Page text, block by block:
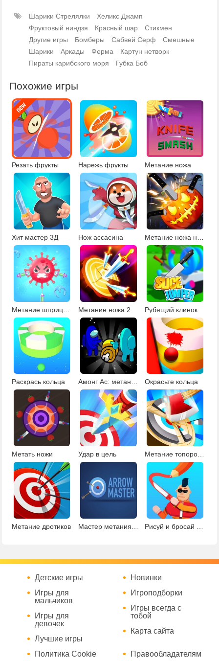
Шарики Стрелялки
Хеликс Джамп
Фруктовый ниндзя
Красный шар
Стикмен
Другие игры
Бомберы Сабвей Серф
Смешные
Шарики
Аркады Ферма
Картун нетворк
Пираты карибского моря
Губка Боб
Похожие игры
Резать фрукты Нарежь фрукты Метание ножа
Хит мастер 3Д Нож ассасина
Метание ножа 2 Рубящий клинок
Раскрась кольца Амонг Ас: метание ножа Окрасьте кольца
Метать ножи Удар в цель Метание топоров 2
Метание дротиков Мастер метания стрел Рисуй и бросай нож
Детские игры
Игры для
мальчиков
Игры для
девочек
Лучшие игры
Новинки
Игроподборки
Игры всегда с
тобой
Карта сайта
Политика Cookie Правообладателям